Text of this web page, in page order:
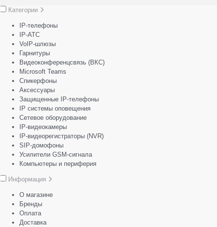
Категории
IP-телефоны
IP-АТС
VoIP-шлюзы
Гарнитуры
Видеоконференцсвязь (ВКС)
Microsoft Teams
Спикерфоны
Аксессуары
Защищенные IP-телефоны
IP системы оповещения
Сетевое оборудование
IP-видеокамеры
IP-видеорегистраторы (NVR)
SIP-домофоны
Усилители GSM-сигнала
Компьютеры и периферия
Информация
О магазине
Бренды
Оплата
Доставка